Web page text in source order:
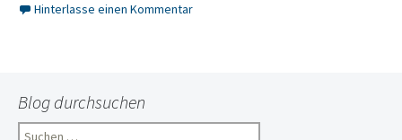
Hinterlasse einen Kommentar
Blog durchsuchen
Suchen